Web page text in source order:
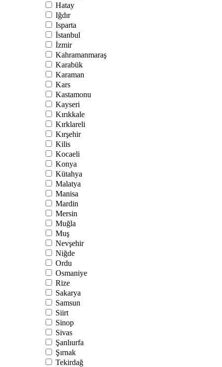
Hatay
Iğdır
Isparta
İstanbul
İzmir
Kahramanmaraş
Karabük
Karaman
Kars
Kastamonu
Kayseri
Kırıkkale
Kırklareli
Kırşehir
Kilis
Kocaeli
Konya
Kütahya
Malatya
Manisa
Mardin
Mersin
Muğla
Muş
Nevşehir
Niğde
Ordu
Osmaniye
Rize
Sakarya
Samsun
Siirt
Sinop
Sivas
Şanlıurfa
Şırnak
Tekirdağ